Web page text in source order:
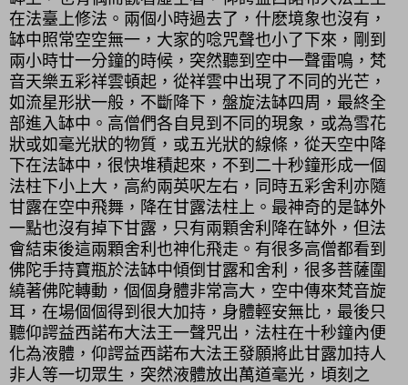
在法臺上修法。兩個小時過去了，什麽境象也沒有，
缽中照常空空無一，大家的唸咒聲也小了下來，剛到
兩小時廿一分鐘的時候，突然聽到空中一聲雷鳴，梵
音天樂五彩祥雲頓起，從祥雲中出現了不同的光芒，
如流星形狀一般，不斷降下，盤旋法缽四周，最終全
部進入缽中。高僧們各自見到不同的現象，或為雪花
狀或如毫光狀的物質，或五光狀的線條，從天空中降
下在法缽中，很快堆積起來，不到二十秒鐘形成一個
法柱下小上大，高約兩英呎左右，同時五彩舍利亦隨
甘露在空中飛舞，降在甘露法柱上。最神奇的是缽外
一點也沒有掉下甘露，只有兩顆舍利降在缽外，但法
會結束後這兩顆舍利也神化飛走。有很多高僧都看到
佛陀手持寶瓶於法缽中傾倒甘露和舍利，很多菩薩圍
繞著佛陀轉動，個個身體非常高大，空中傳來梵音旋
耳，在場個個得到很大加持，身體輕安無比，最後只
聽仰諤益西諾布大法王一聲咒出，法柱在十秒鐘內便
化為液體，仰諤益西諾布大法王發願將此甘露加持人
非人等一切眾生，突然液體放出萬道毫光，頃刻之